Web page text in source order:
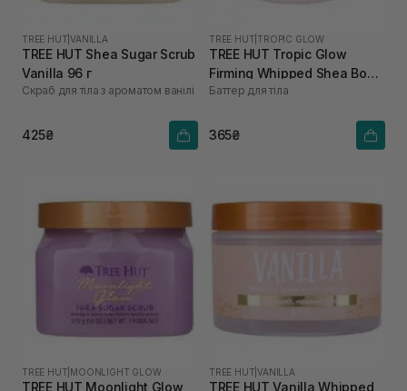
TREE HUT |VANILLA
TREE HUT Shea Sugar Scrub
Vanilla 96 г
Скраб для тіла з ароматом ванілі
425₴
TREE HUT TROPIC GLOW
TREE HUT Tropic Glow
Firming Whipped Shea Body
Butter 85 г
Баттер для тіла
365₴
TREE HUT MOONLIGHT GLOW
TREE HUT Moonlight Glow
TREE HUT |VANILLA
TREE HUT Vanilla Whipped